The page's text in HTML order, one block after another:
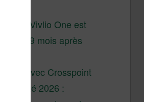
liseuse Vivlio One est
succès 9 mois après
: test avec Crosspoint
d’été 2026 :